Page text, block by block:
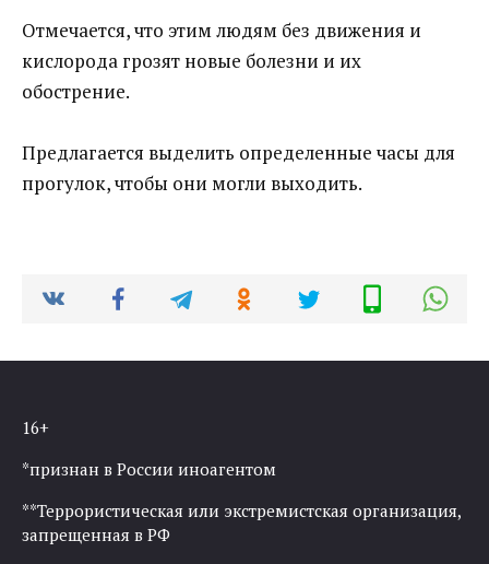
Отмечается, что этим людям без движения и
кислорода грозят новые болезни и их
обострение.
Предлагается выделить определенные часы для
прогулок, чтобы они могли выходить.
16+
*признан в России иноагентом
**Террористическая или экстремистская организация,
запрещенная в РФ